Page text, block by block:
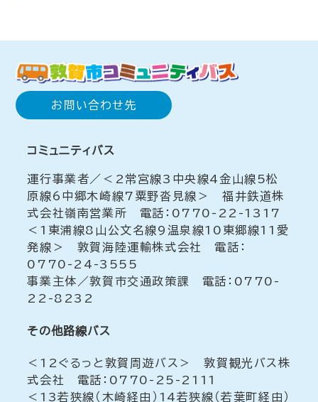
お問い合わせ先
コミュニティバス
運行事業者／＜2常宮線3中央線4金山線5松
原線6中郷木崎線7粟野沓見線＞ 福井鉄道株
式会社嶺南営業所 電話：0770-22-1317
＜1東浦線8山公文名線9温泉線10東郷線11愛
発線＞ 敦賀海陸運輸株式会社 電話：
0770-24-3555
事業主体／敦賀市交通政策課 電話：0770-
22-8232
その他路線バス
＜12ぐるっと敦賀周遊バス＞ 敦賀観光バス株
式会社 電話：0770-25-2111
＜13若狭線（木崎経由）14若狭線（若葉町経由）